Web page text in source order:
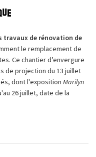
travaux de rénovation de
le remplacement de
Ce chantier d’envergure
de projection du 13 juillet
dont l'exposition Marilyn
26 juillet, date de la